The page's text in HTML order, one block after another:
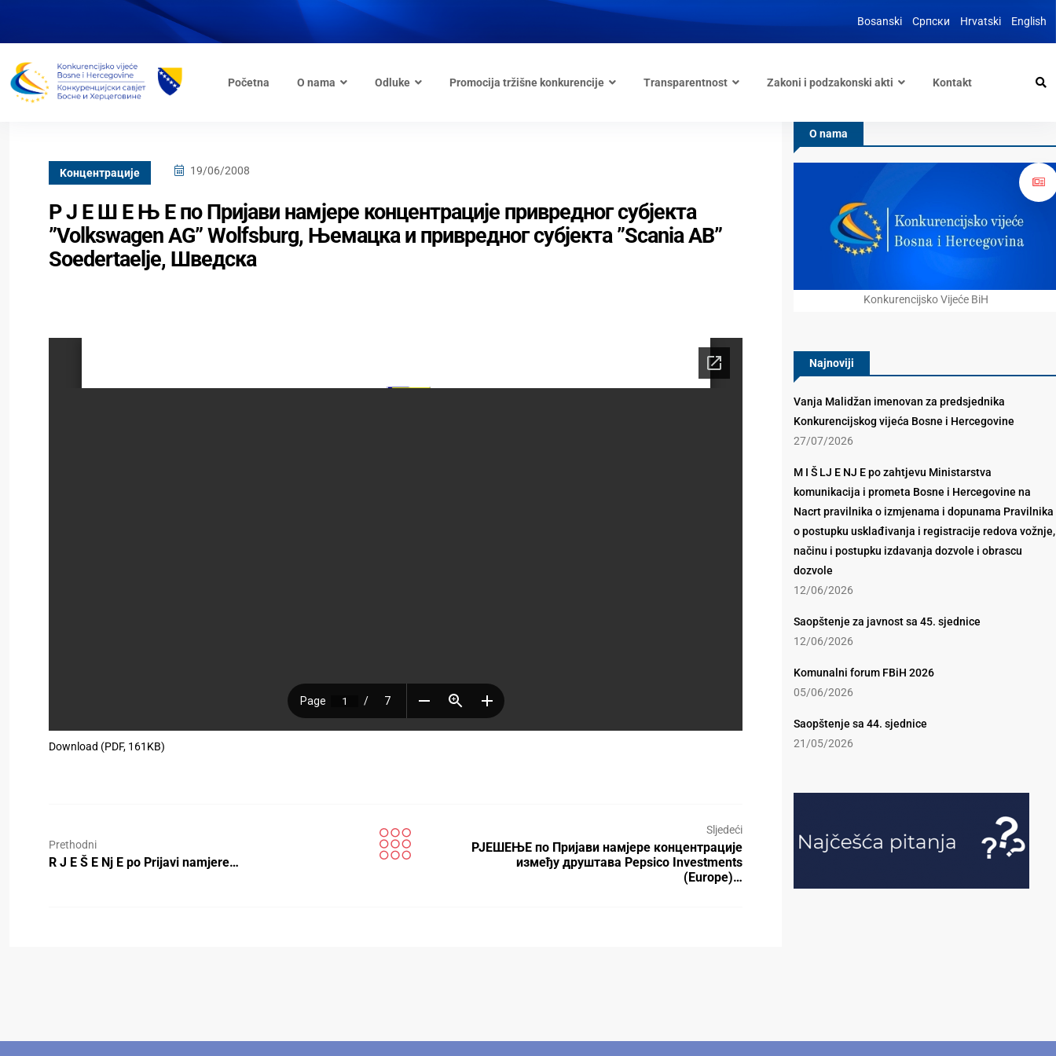
Bosanski Српски Hrvatski English
Početna O nama Odluke Promocija tržišne konkurencije Transparentnost Zakoni i podzakonski akti Kontakt
Kонцентрације 19/06/2008
Р Ј Е Ш Е Њ Е по Пријави намјере концентрације привредног субјекта
”Volkswagen AG” Wolfsburg, Њемацка и привредног субјекта ”Scania AB”
Soedertaelje, Шведска
Download (PDF, 161KB)
Prethodni
R J E Š E Nj E po Prijavi namjere…
Sljedeći
РЈЕШЕЊЕ по Пријави намјере концентрације
између друштава Pepsico Investments
(Europe)…
O nama
Konkurencijsko Vijeće BiH
Najnoviji
Vanja Malidžan imenovan za predsjednika
Konkurencijskog vijeća Bosne i Hercegovine
27/07/2026
M I Š LJ E NJ E po zahtjevu Ministarstva
komunikacija i prometa Bosne i Hercegovine na
Nacrt pravilnika o izmjenama i dopunama Pravilnika
o postupku usklađivanja i registracije redova vožnje,
načinu i postupku izdavanja dozvole i obrascu
dozvole
12/06/2026
Saopštenje za javnost sa 45. sjednice
12/06/2026
Komunalni forum FBiH 2026
05/06/2026
Saopštenje sa 44. sjednice
21/05/2026